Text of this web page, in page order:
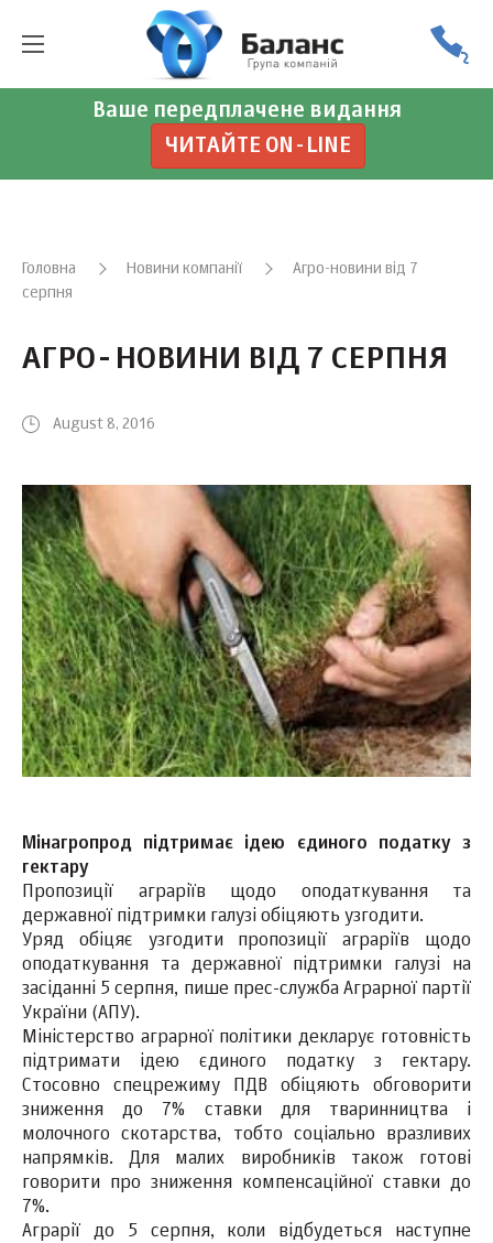
Ваше передплачене видання
ЧИТАЙТЕ ON-LINE
Головна Новини компанії
Агро-новини від 7
серпня
АГРО-НОВИНИ ВІД 7 СЕРПНЯ
August 8, 2016
Мінагропрод підтримає ідею єдиного податку з
гектару
Пропозиції аграріїв щодо оподаткування та
державної підтримки галузі обіцяють узгодити.
Уряд обіцяє узгодити пропозиції аграріїв щодо
оподаткування та державної підтримки галузі на
засіданні 5 серпня, пише прес-служба Аграрної партії
України (АПУ).
Міністерство аграрної політики декларує готовність
підтримати ідею єдиного податку з гектару.
Стосовно спецрежиму ПДВ обіцяють обговорити
зниження до 7% ставки для тваринництва і
молочного скотарства, тобто соціально вразливих
напрямків. Для малих виробників також готові
говорити про зниження компенсаційної ставки до
7%.
Аграрії до 5 серпня, коли відбудеться наступне